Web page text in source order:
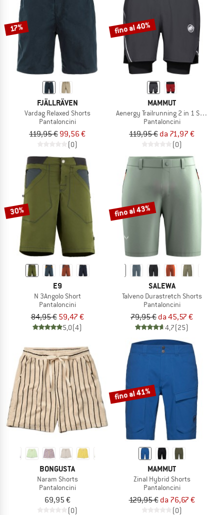
17%
FJÄLLRÄVEN
Vardag Relaxed Shorts
Pantaloncini
119,95 € 99,56 €
(0)
fino al 40%
MAMMUT
Aenergy Trailrunning 2 in 1 Shorts
Pantaloncini
119,95 € da 71,97 €
(0)
30%
E9
N 3Angolo Short
Pantaloncini
84,95 € 59,47 €
5,0(4)
fino al 43%
SALEWA
Talveno Durastretch Shorts
Pantaloncini
79,95 € da 45,57 €
4,7(25)
BONGUSTA
Naram Shorts
Pantaloncini
69,95 €
(0)
fino al 41%
MAMMUT
Zinal Hybrid Shorts
Pantaloncini
129,95 € da 76,67 €
(0)